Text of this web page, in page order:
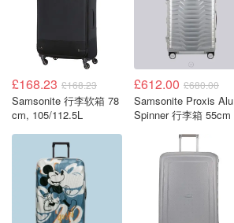
£168.23 £168.23
Samsonite 行李软箱 78
cm, 105/112.5L
£612.00 £680.00
Samsonite Proxis Alu
Spinner 行李箱 55cm